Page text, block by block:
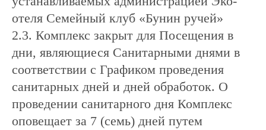
отеля Семейный клуб «Бунин ручей»
2.3. Комплекс закрыт для Посещения в
дни, являющиеся Санитарными днями в
соответствии с Графиком проведения
санитарных дней и дней обработок. О
проведении санитарного дня Комплекс
оповещает за 7 (семь) дней путем